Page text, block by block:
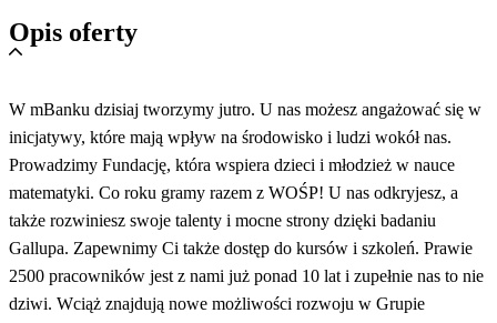
Opis oferty
W mBanku dzisiaj tworzymy jutro. U nas możesz angażować się w
inicjatywy, które mają wpływ na środowisko i ludzi wokół nas.
Prowadzimy Fundację, która wspiera dzieci i młodzież w nauce
matematyki. Co roku gramy razem z WOŚP! U nas odkryjesz, a
także rozwiniesz swoje talenty i mocne strony dzięki badaniu
Gallupa. Zapewnimy Ci także dostęp do kursów i szkoleń. Prawie
2500 pracowników jest z nami już ponad 10 lat i zupełnie nas to nie
dziwi. Wciąż znajdują nowe możliwości rozwoju w Grupie